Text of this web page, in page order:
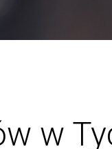
w